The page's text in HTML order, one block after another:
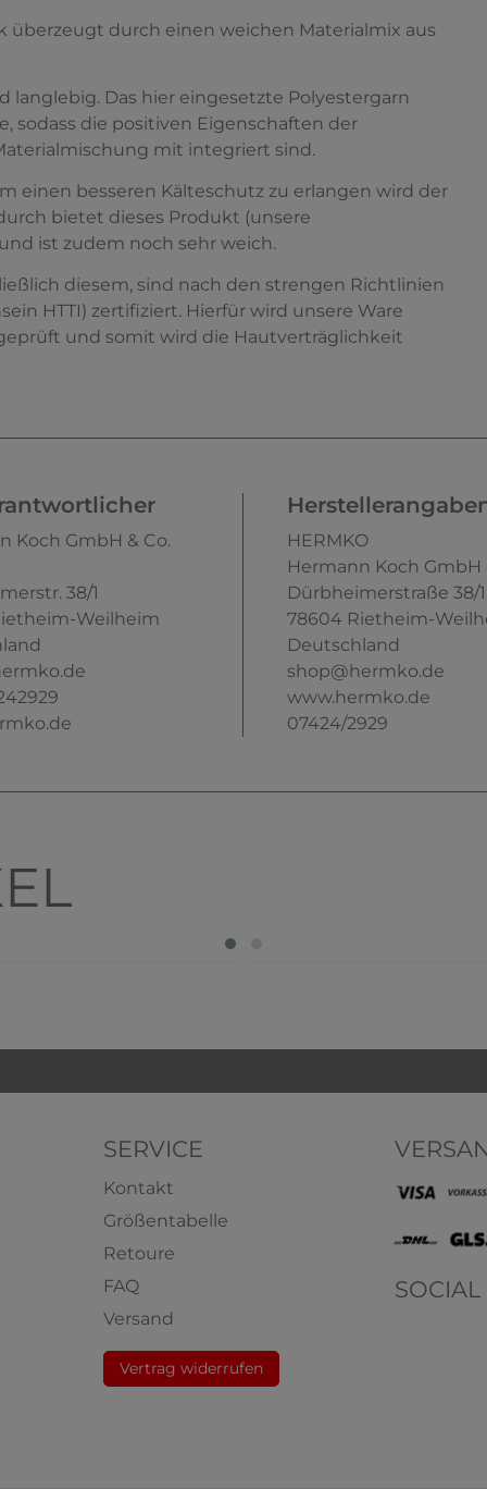
durch einen weichen Materialmix aus
langlebig. Das hier eingesetzte Polyestergarn
sodass die positiven Eigenschaften der
mit integriert sind.
einen besseren Kälteschutz zu erlangen wird der
bietet dieses Produkt (unsere
ist zudem noch sehr weich.
diesem, sind nach den strengen Richtlinien
HTTI) zertifiziert. Hierfür wird unsere Ware
und somit wird die Hautverträglichkeit
Koch GmbH & Co.
38/1
Weilheim
HERMKO
Hermann Koch GmbH
Dürbheimerstraße 38/1
78604 Rietheim-
Deutschland
shop@hermko.de
www.hermko.de
07424/2929
1031 Damen Midi Slip,
Baumwolle
SERVICE
Kontakt
Größentabelle
Retoure
FAQ
Versand
Vertrag widerrufen